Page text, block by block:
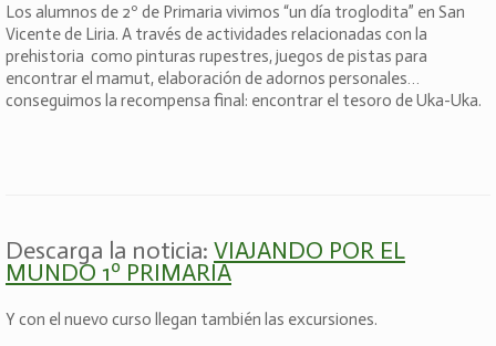
Los alumnos de 2º de Primaria vivimos “un día troglodita” en San
Vicente de Liria. A través de actividades relacionadas con la
prehistoria como pinturas rupestres, juegos de pistas para
encontrar el mamut, elaboración de adornos personales…
conseguimos la recompensa final: encontrar el tesoro de Uka-Uka.
Descarga la noticia: VIAJANDO POR EL
MUNDO 1º PRIMARIA
Y con el nuevo curso llegan también las excursiones.